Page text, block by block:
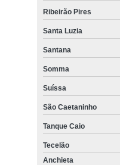
Ribeirão Pires
Santa Luzia
Santana
Somma
Suíssa
São Caetaninho
Tanque Caio
Tecelão
Anchieta